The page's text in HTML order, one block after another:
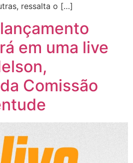
ressalta o […]
em uma live
Comissão